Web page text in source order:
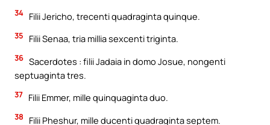
34 Filii Jericho, trecenti quadraginta quinque.
35 Filii Senaa, tria millia sexcenti triginta.
36 Sacerdotes : filii Jadaia in domo Josue, nongenti
septuaginta tres.
37 Filii Emmer, mille quinquaginta duo.
38 Filii Pheshur, mille ducenti quadraginta septem.